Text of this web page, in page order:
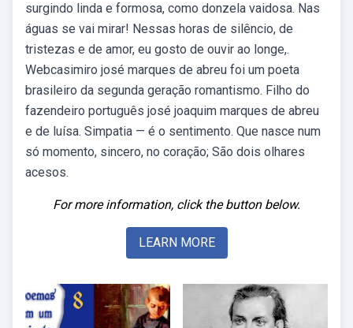
surgindo linda e formosa, como donzela vaidosa. Nas
águas se vai mirar! Nessas horas de silêncio, de
tristezas e de amor, eu gosto de ouvir ao longe,.
Webcasimiro josé marques de abreu foi um poeta
brasileiro da segunda geração romantismo. Filho do
fazendeiro português josé joaquim marques de abreu
e de luísa. Simpatia — é o sentimento. Que nasce num
só momento, sincero, no coração; São dois olhares
acesos.
For more information, click the button below.
LEARN MORE